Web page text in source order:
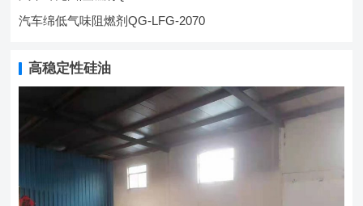
汽车绵低气味阻燃剂QG-LFG-2070
高稳定性硅油